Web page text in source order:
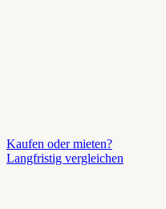
Kaufen oder mieten?
Langfristig vergleichen